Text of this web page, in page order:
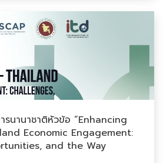
รนานาชาติหัวข้อ “Enhancing
Economic Engagement:
and the Way